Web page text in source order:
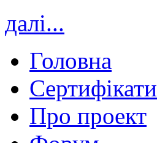
далі...
Головна
Сертифікати
Про проект